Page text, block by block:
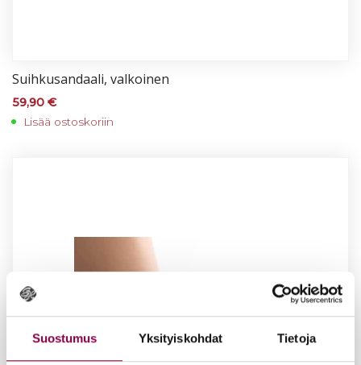
Suostumus Yksityiskohdat Tietoja
Suih­ku­san­daa­li, val­koi­nen
59,90 €
Lisää ostoskoriin